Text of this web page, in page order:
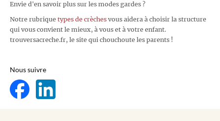
Envie d'en savoir plus sur les modes gardes ?
Notre rubrique types de crèches vous aidera à choisir la structure
qui vous convient le mieux, à vous et à votre enfant.
trouversacreche.fr, le site qui chouchoute les parents !
Nous suivre